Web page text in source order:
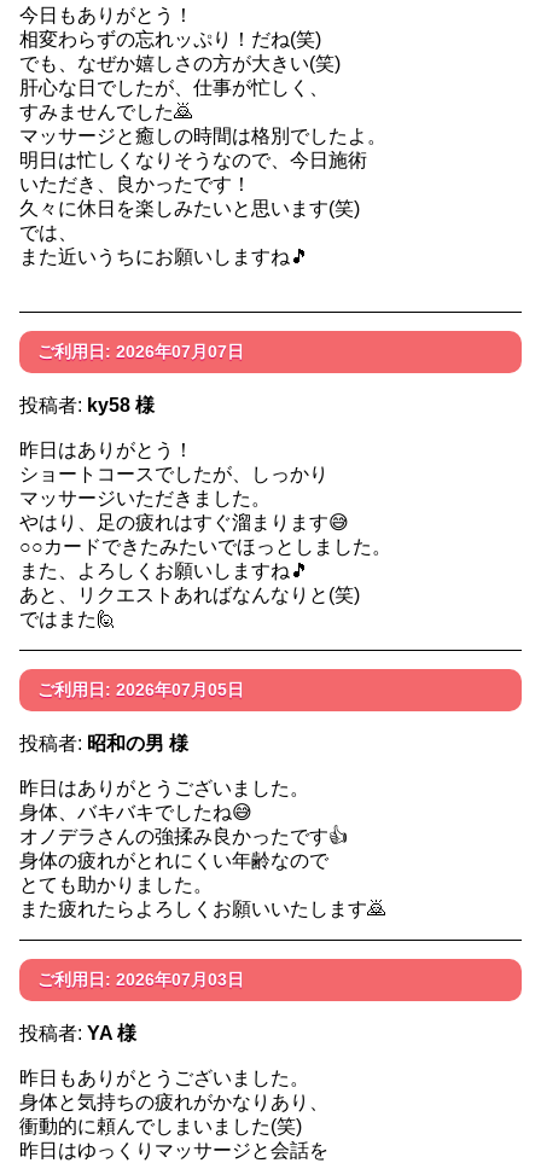
今日もありがとう！
相変わらずの忘れッぷり！だね(笑)
でも、なぜか嬉しさの方が大きい(笑)
肝心な日でしたが、仕事が忙しく、
すみませんでした🙇
マッサージと癒しの時間は格別でしたよ。
明日は忙しくなりそうなので、今日施術
いただき、良かったです！
久々に休日を楽しみたいと思います(笑)
では、
また近いうちにお願いしますね🎵
ご利用日: 2026年07月07日
投稿者: ky58 様
昨日はありがとう！
ショートコースでしたが、しっかり
マッサージいただきました。
やはり、足の疲れはすぐ溜まります😅
○○カードできたみたいでほっとしました。
また、よろしくお願いしますね🎵
あと、リクエストあればなんなりと(笑)
ではまた🙋
ご利用日: 2026年07月05日
投稿者: 昭和の男 様
昨日はありがとうございました。
身体、バキバキでしたね😅
オノデラさんの強揉み良かったです👍️
身体の疲れがとれにくい年齢なので
とても助かりました。
また疲れたらよろしくお願いいたします🙇
ご利用日: 2026年07月03日
投稿者: YA 様
昨日もありがとうございました。
身体と気持ちの疲れがかなりあり、
衝動的に頼んでしまいました(笑)
昨日はゆっくりマッサージと会話を